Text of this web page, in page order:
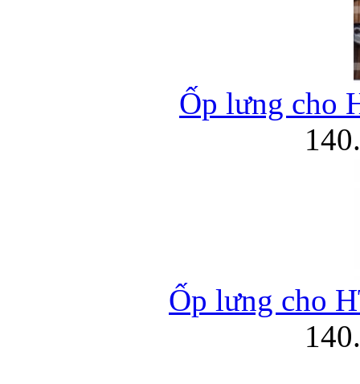
Ốp lưng cho
Ốp lưng cho